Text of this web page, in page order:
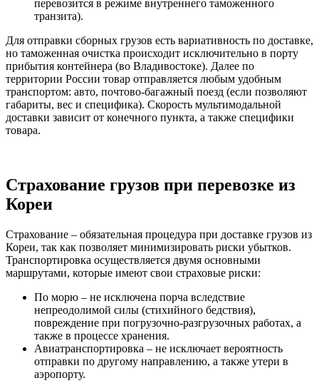
перевозится в режиме внутреннего таможенного
транзита).
Для отправки сборных грузов есть вариативность по доставке,
но таможенная очистка происходит исключительно в порту
прибытия контейнера (во Владивостоке). Далее по
территории России товар отправляется любым удобным
транспортом: авто, почтово-багажный поезд (если позволяют
габариты, вес и специфика). Скорость мультимодальной
доставки зависит от конечного пункта, а также специфики
товара.
Страхование грузов при перевозке из
Кореи
Страхование – обязательная процедура при доставке грузов из
Кореи, так как позволяет минимизировать риски убытков.
Транспортировка осуществляется двумя основными
маршрутами, которые имеют свои страховые риски:
По морю – не исключена порча вследствие
непреодолимой силы (стихийного бедствия),
повреждение при погрузочно-разгрузочных работах, а
также в процессе хранения.
Авиатранспортировка – не исключает вероятность
отправки по другому направлению, а также утери в
аэропорту.